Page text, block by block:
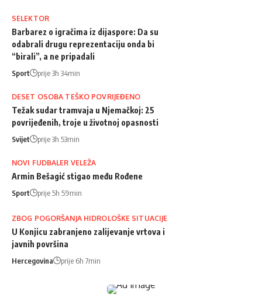
SELEKTOR
Barbarez o igračima iz dijaspore: Da su
odabrali drugu reprezentaciju onda bi
“birali”, a ne pripadali
Sport prije 3h 34min
DESET OSOBA TEŠKO POVRIJEĐENO
Težak sudar tramvaja u Njemačkoj: 25
povrijeđenih, troje u životnoj opasnosti
Svijet prije 3h 53min
NOVI FUDBALER VELEŽA
Armin Bešagić stigao među Rođene
Sport prije 5h 59min
ZBOG POGORŠANJA HIDROLOŠKE SITUACIJE
U Konjicu zabranjeno zalijevanje vrtova i
javnih površina
Hercegovina prije 6h 7min